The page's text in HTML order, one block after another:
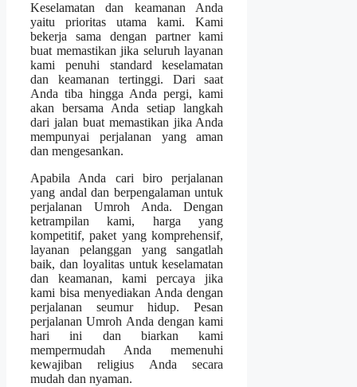
Keselamatan dan keamanan Anda
yaitu prioritas utama kami. Kami
bekerja sama dengan partner kami
buat memastikan jika seluruh layanan
kami penuhi standard keselamatan
dan keamanan tertinggi. Dari saat
Anda tiba hingga Anda pergi, kami
akan bersama Anda setiap langkah
dari jalan buat memastikan jika Anda
mempunyai perjalanan yang aman
dan mengesankan.
Apabila Anda cari biro perjalanan
yang andal dan berpengalaman untuk
perjalanan Umroh Anda. Dengan
ketrampilan kami, harga yang
kompetitif, paket yang komprehensif,
layanan pelanggan yang sangatlah
baik, dan loyalitas untuk keselamatan
dan keamanan, kami percaya jika
kami bisa menyediakan Anda dengan
perjalanan seumur hidup. Pesan
perjalanan Umroh Anda dengan kami
hari ini dan biarkan kami
mempermudah Anda memenuhi
kewajiban religius Anda secara
mudah dan nyaman.